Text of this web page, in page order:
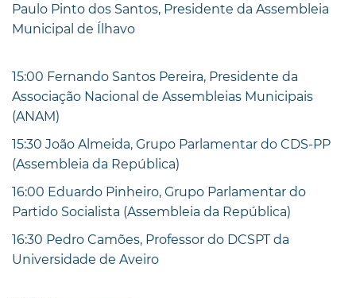
Paulo Pinto dos Santos, Presidente da Assembleia
Municipal de Ílhavo
15:00 Fernando Santos Pereira, Presidente da
Associação Nacional de Assembleias Municipais
(ANAM)
15:30 João Almeida, Grupo Parlamentar do CDS-PP
(Assembleia da República)
16:00 Eduardo Pinheiro, Grupo Parlamentar do
Partido Socialista (Assembleia da República)
16:30 Pedro Camões, Professor do DCSPT da
Universidade de Aveiro